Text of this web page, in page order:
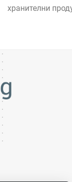
хранителни